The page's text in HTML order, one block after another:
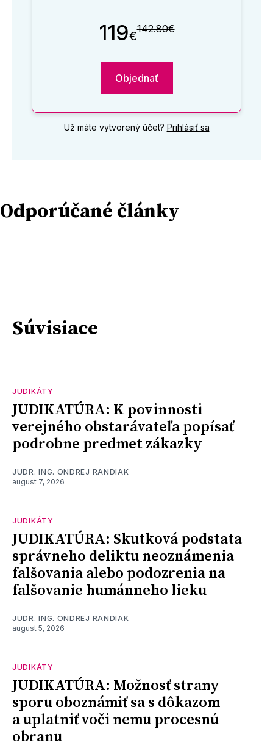
119€142.80€
Objednať
Už máte vytvorený účet? Prihlásiť sa
Odporúčané články
Súvisiace
JUDIKÁTY
JUDIKATÚRA: K povinnosti
verejného obstarávateľa popísať
podrobne predmet zákazky
JUDR. ING. ONDREJ RANDIAK
august 7, 2026
JUDIKÁTY
JUDIKATÚRA: Skutková podstata
správneho deliktu neoznámenia
falšovania alebo podozrenia na
falšovanie humánneho lieku
JUDR. ING. ONDREJ RANDIAK
august 5, 2026
JUDIKÁTY
JUDIKATÚRA: Možnosť strany
sporu oboznámiť sa s dôkazom
a uplatniť voči nemu procesnú
obranu